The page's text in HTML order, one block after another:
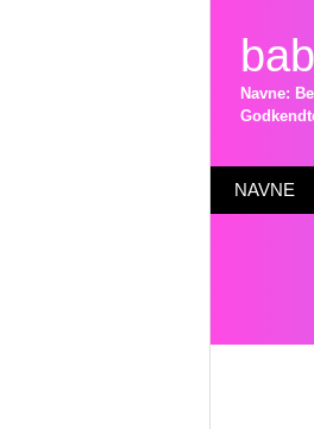
Navne:
NAVNE